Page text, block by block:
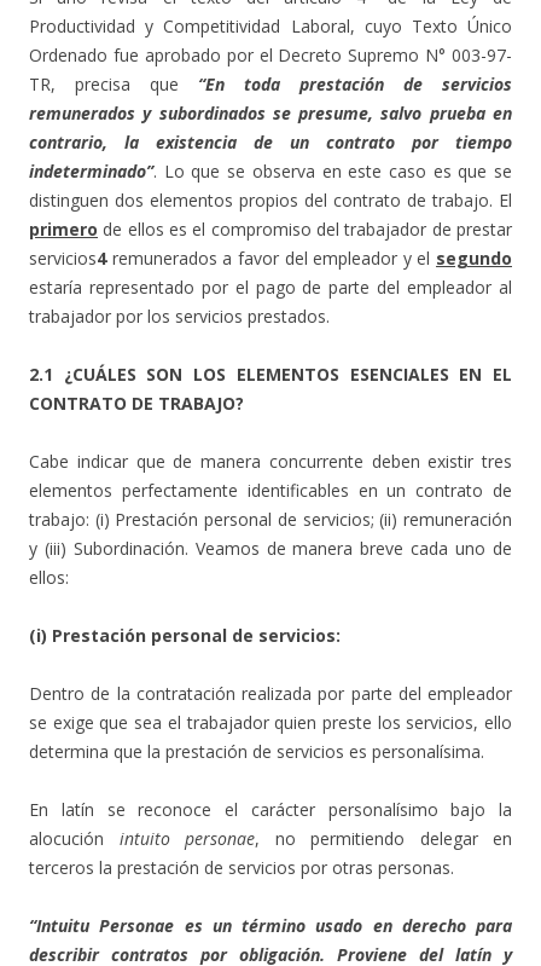
Productividad y Competitividad Laboral, cuyo Texto Único
Ordenado fue aprobado por el Decreto Supremo N° 003-97-
TR, precisa que “En toda prestación de servicios
remunerados y subordinados se presume, salvo prueba en
contrario, la existencia de un contrato por tiempo
indeterminado”. Lo que se observa en este caso es que se
distinguen dos elementos propios del contrato de trabajo. El
primero de ellos es el compromiso del trabajador de prestar
servicios4remunerados a favor del empleador y el segundo
estaría representado por el pago de parte del empleador al
trabajador por los servicios prestados.
2.1 ¿CUÁLES SON LOS ELEMENTOS ESENCIALES EN EL
CONTRATO DE TRABAJO?
Cabe indicar que de manera concurrente deben existir tres
elementos perfectamente identificables en un contrato de
trabajo: (i) Prestación personal de servicios; (ii) remuneración
y (iii) Subordinación. Veamos de manera breve cada uno de
ellos:
(i) Prestación personal de servicios:
Dentro de la contratación realizada por parte del empleador
se exige que sea el trabajador quien preste los servicios, ello
determina que la prestación de servicios es personalísima.
En latín se reconoce el carácter personalísimo bajo la
alocución intuito personae, no permitiendo delegar en
terceros la prestación de servicios por otras personas.
“Intuitu Personae es un término usado en derecho para
describir contratos por obligación. Proviene del latín y